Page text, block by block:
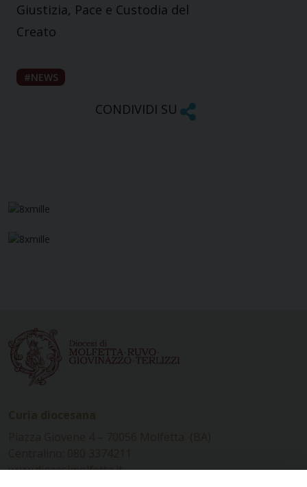
Giustizia, Pace e Custodia del
Creato
NEWS
CONDIVIDI SU
www.diocesimolfetta.it –